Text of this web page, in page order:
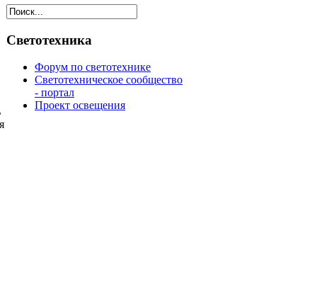
Светотехника
Форум по светотехнике
Светотехническое сообщество
- портал
Проект освещения